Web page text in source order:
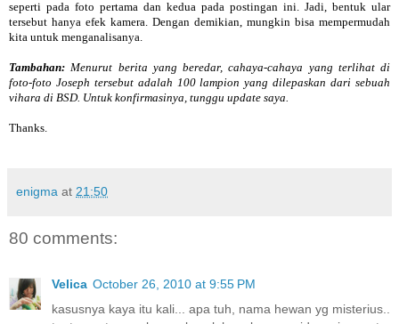
seperti pada foto pertama dan kedua pada postingan ini. Jadi, bentuk ular
tersebut hanya efek kamera. Dengan demikian, mungkin bisa mempermudah
kita untuk menganalisanya.
Tambahan: Menurut berita yang beredar, cahaya-cahaya yang terlihat di
foto-foto Joseph tersebut adalah 100 lampion yang dilepaskan dari sebuah
vihara di BSD. Untuk konfirmasinya, tunggu update saya.
Thanks.
enigma at 21:50
80 comments:
Velica October 26, 2010 at 9:55 PM
kasusnya kaya itu kali... apa tuh, nama hewan yg misterius..